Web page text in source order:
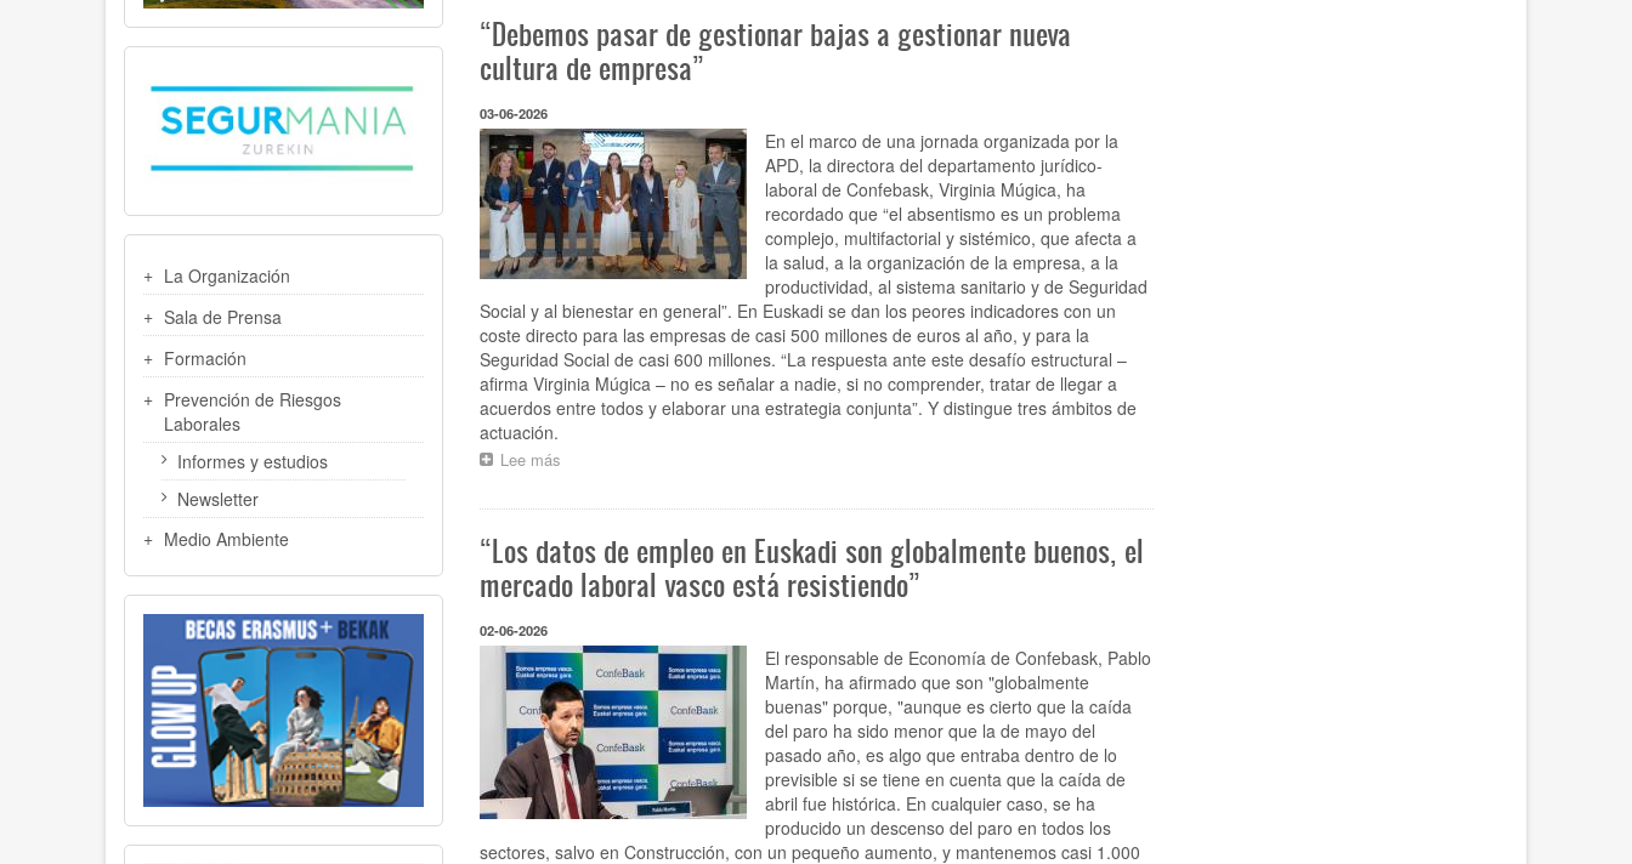
LATERAL
La Organización
Sala de Prensa
Formación
Prevención de Riesgos
Laborales
Informes y estudios
Newsletter
Medio Ambiente
la
Universidad
de
impulsar
la
movilidad
internacional
de
su
alumnado
través
del
programa
Erasmus+
“Debemos pasar de gestionar bajas a gestionar nueva
cultura de empresa”
03-06-2026
En el marco de una jornada organizada por la
APD, la directora del departamento jurídico-
laboral de Confebask, Virginia Múgica, ha
recordado que “el absentismo es un problema
complejo, multifactorial y sistémico, que afecta a
la salud, a la organización de la empresa, a la
productividad, al sistema sanitario y de Seguridad
Social y al bienestar en general”. En Euskadi se dan los peores indicadores con un
coste directo para las empresas de casi 500 millones de euros al año, y para la
Seguridad Social de casi 600 millones. “La respuesta ante este desafío estructural –
afirma Virginia Múgica – no es señalar a nadie, si no comprender, tratar de llegar a
acuerdos entre todos y elaborar una estrategia conjunta”. Y distingue tres ámbitos de
actuación.
Lee mássobre
pasar
gestionar
bajas
a
cultura
de
empresa”
“Los datos de empleo en Euskadi son globalmente buenos, el
mercado laboral vasco está resistiendo”
02-06-2026
El responsable de Economía de Confebask, Pablo
Martín, ha afirmado que son "globalmente
buenas" porque, "aunque es cierto que la caída
del paro ha sido menor que la de mayo del
pasado año, es algo que entraba dentro de lo
previsible si se tiene en cuenta que la caída de
abril fue histórica. En cualquier caso, se ha
producido un descenso del paro en todos los
sectores, salvo en Construcción, con un pequeño aumento, y mantenemos casi 1.000